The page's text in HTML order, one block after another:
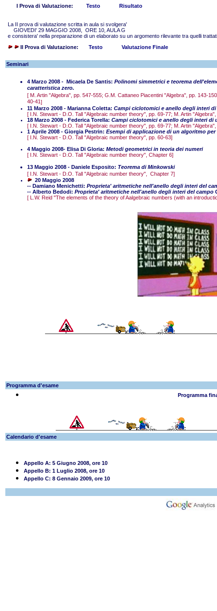
I Prova di Valutazione:
Testo Risultato
La II prova di valutazione scritta in aula si svolgera'
GIOVEDI' 29 MAGGIO 2008, ORE 10, AULA G
e consistera' nella preparazione di un elaborato su un argomento rilevante tra quelli
II Prova di Valutazione:
Testo Valutazione Finale
Seminari
4 Marzo 2008 - Micaela De Santis: Polinomi simmetrici e teorema
caratteristica zero.
[ M. Artin "Algebra", pp. 547-555; G.M. Cattaneo Piacentini "Algebra", pp. 143-
40-41]
11 Marzo 2008 - Marianna Coletta: Campi ciclotomici e anello degli interi
[ I.N. Stewart - D.O. Tall "Algebraic number theory", pp. 69-77; M. Artin
18 Marzo 2008 - Federica Torella: Campi ciclotomici e anello degli interi di
[ I.N. Stewart - D.O. Tall "Algebraic number theory", pp. 69-77; M. Artin
1 Aprile 2008 - Giorgia Pestrin: Esempi di applicazione di un algoritmo
[ I.N. Stewart - D.O. Tall "Algebraic number theory", pp. 60-63]
4 Maggio 2008- Elisa Di Gloria: Metodi geometrici in teoria dei numeri
[ I.N. Stewart - D.O. Tall "Algebraic number theory", Chapter 6]
13 Maggio 2008 - Daniele Esposito: Teorema di Minkowski
[ I.N. Stewart - D.O. Tall "Algebraic number theory", Chapter 7]
20 Maggio 2008
-- Damiano Menichetti: Proprieta' aritmetiche nell'anello degli interi del
-- Alberto Bedodi: Proprieta' aritmetiche nell'anello degli interi del campo
[ L.W. Reid "The elements of the theory of Aalgebraic numbers (with an
Programma d'esame
Programma
Calendario d'esame
Appello A: 5 Giugno 2008, ore 10
Appello B: 1 Luglio 2008, ore 10
Appello C: 8 Gennaio 2009, ore 10